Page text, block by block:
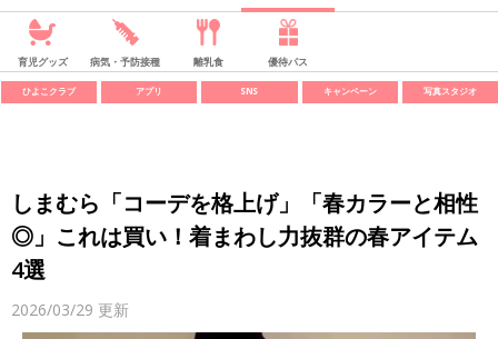
育児グッズ 病気・予防接種 離乳食 優待パス
ひよこクラブ アプリ SNS キャンペーン 写真スタジオ
しまむら「コーデを格上げ」「春カラーと相性
◎」これは買い！着まわし力抜群の春アイテム
4選
2026/03/29 更新